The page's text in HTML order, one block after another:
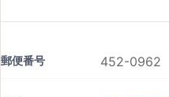
郵便番号 452-0962